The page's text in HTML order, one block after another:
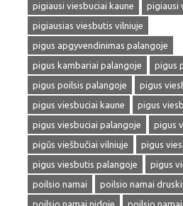
pigiausi viesbuciai kaune
pigiausi
pigiausias viesbutis vilniuje
pigus apgyvendinimas palangoje
pigus kambariai palangoje
pigus
pigus poilsis palangoje
pigus
pigus viesbuciai kaune
pigus
pigus viesbuciai palangoje
pigus
pigūs viešbučiai vilniuje
pigus
pigus viesbutis palangoje
pigus
poilsio namai
poilsio namai
poilsio namai nidoje
poilsio